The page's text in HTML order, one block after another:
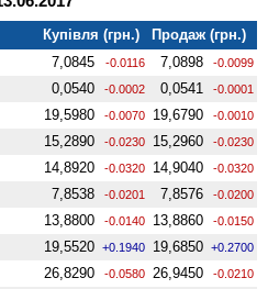
Купівля (грн.)
Продаж (грн.)
7,0845 -0.0116 7,0898 -0.0099
0,0540 -0.0002 0,0541 -0.0001
19,5980 -0.0070 19,6790 -0.0010
15,2890 -0.0230 15,2960 -0.0230
14,8920 -0.0320 14,9040 -0.0320
7,8538 -0.0201 7,8576 -0.0200
13,8800 -0.0140 13,8860 -0.0150
19,5520 +0.1940 19,6850 +0.2700
26,8290 -0.0580 26,9450 -0.0210